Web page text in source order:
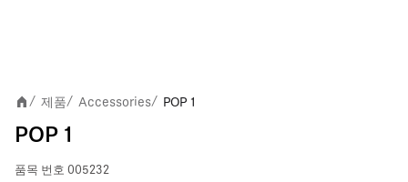
/ 제품/ Accessories/ POP 1
POP 1
품목 번호 005232